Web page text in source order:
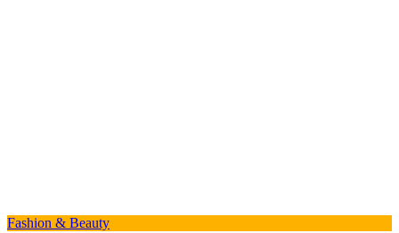
Fashion & Beauty